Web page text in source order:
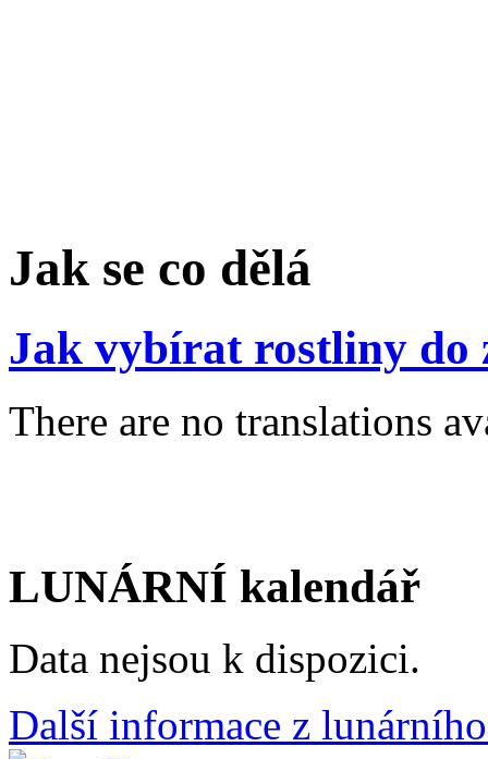
Jak se co dělá
Jak vybírat rostliny do
There are no translations
LUNÁRNÍ kalendář
Data nejsou k dispozici.
Další informace z